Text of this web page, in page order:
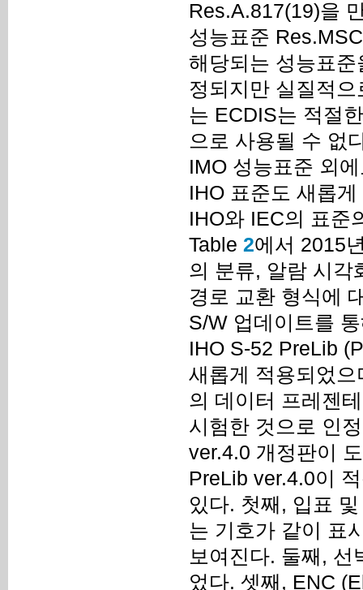
Res.A.817(19)을
성능표준
해당되는 성능표
정되지만 실질적
는 ECDIS는 적절
으로 사용될 수 없
IMO 성능표준 외
IHO 표준도 새롭
IHO와 IEC의 표준
Table 2에서 2015
의 분류, 알람 시각
경로 교환 형식에
S/W 업데이트를
IHO S-52 PreLib
새롭게 적용되었
의 데이터 프레젠
시험한 것으로 인
ver.4.0 개정판이
PreLib ver.4.0이
있다. 첫째, 입표
는 기호가 같이 표
보여진다. 둘째,
었다. 셋째, ENC